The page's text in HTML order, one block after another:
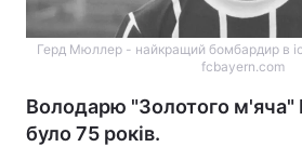
Герд Мюллер - найкращий бомбардир в
fcbayern.com
Володарю "Золотого
було 75 років.